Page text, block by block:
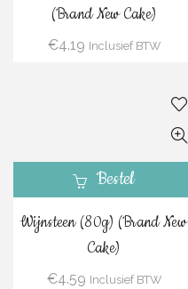
(Brand New Cake)
€4.19 Inclusief BTW
Bestel
Wijnsteen (80g) (Brand New
Cake)
€4.59 Inclusief BTW